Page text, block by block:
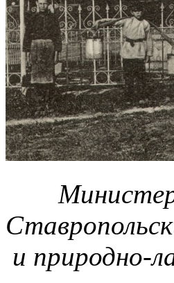
и природно-